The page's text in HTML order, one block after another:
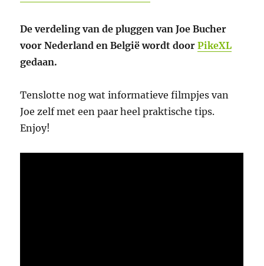
De verdeling van de pluggen van Joe Bucher
voor Nederland en België wordt doorPikeXL
gedaan.
Tenslotte nog wat informatieve filmpjes van
Joe zelf met een paar heel praktische tips.
Enjoy!